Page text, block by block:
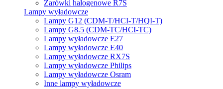
Żarówki halogenowe R7S
Lampy wyładowcze
Lampy G12 (CDM-T/HCI-T/HQI-T)
Lampy G8.5 (CDM-TC/HCI-TC)
Lampy wyładowcze E27
Lampy wyładowcze E40
Lampy wyładowcze RX7S
Lampy wyładowcze Philips
Lampy wyładowcze Osram
Inne lampy wyładowcze